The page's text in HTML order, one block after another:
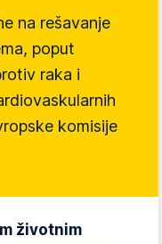
na rešavanje
poput
raka i
komisije
životnim